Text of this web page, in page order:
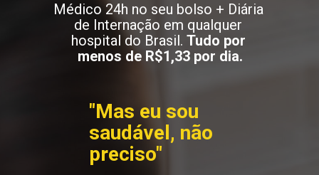
Médico 24h no seu bolso + Diária
de Internação em qualquer
hospital do Brasil. Tudo por
menos de R$1,33 por dia.
"Mas eu sou
saudável, não
preciso"